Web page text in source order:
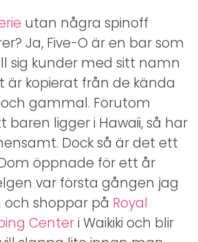
O
Bar
&
utan några spinoff
Ja, Five-O är en bar som
sig kunder med sitt namn
kopierat från de kända
och gammal. Förutom
ligger i Hawaii, så har
Dock så är det ett
öppnade för ett år
var första gången jag
och shoppar på Royal
Centeri Waikiki och blir